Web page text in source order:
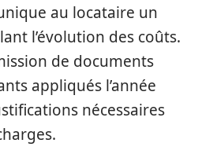
au locataire un
l’évolution des coûts.
de documents
appliqués l’année
nécessaires